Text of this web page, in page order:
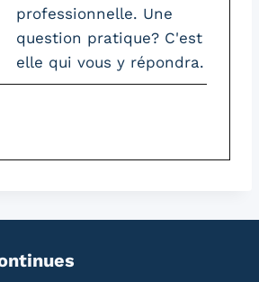
professionnelle. Une
question pratique? C'est
elle qui vous y répondra.